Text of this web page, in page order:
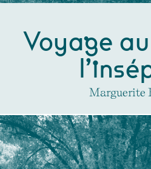
Voyage
Marguerite